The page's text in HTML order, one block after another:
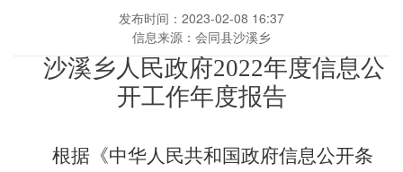
发布时间：2023-02-08 16:37
信息来源：会同县沙溪乡
沙溪乡 人民政府2022年度信息公
开工作年度报告
根据《中华人民共和国政府信息公开条